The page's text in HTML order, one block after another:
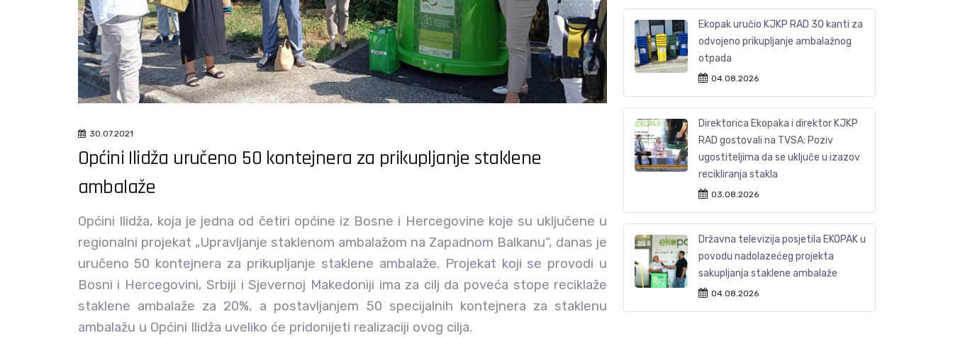
30.07.2021
Općini Ilidža uručeno 50 kontejnera za prikupljanje staklene
ambalaže
Općini Ilidža, koja je jedna od četiri općine iz Bosne i Hercegovine koje su uključene u
regionalni projekat „Upravljanje staklenom ambalažom na Zapadnom Balkanu“, danas je
uručeno 50 kontejnera za prikupljanje staklene ambalaže. Projekat koji se provodi u
Bosni i Hercegovini, Srbiji i Sjevernoj Makedoniji ima za cilj da poveća stope reciklaže
staklene ambalaže za 20%, a postavljanjem 50 specijalnih kontejnera za staklenu
ambalažu u Općini Ilidža uveliko će pridonijeti realizaciji ovog cilja.
Ekopak uručio KJKP RAD 30 kanti za
odvojeno prikupljanje ambalažnog
otpada
04.08.2026
Direktorica Ekopaka i direktor KJKP
RAD gostovali na TVSA: Poziv
ugostiteljima da se uključe u izazov
recikliranja stakla
03.08.2026
Državna televizija posjetila EKOPAK u
povodu nadolazećeg projekta
sakupljanja staklene ambalaže
04.08.2026